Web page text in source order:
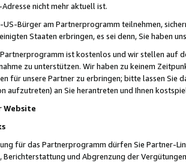
nicht mehr aktuell ist.
US-Bürger am Partnerprogramm teilnehmen,
Staaten erbringen, es sei denn, Sie haben
ist kostenlos und wir stellen auf
zu unterstützen. Wir haben zu keinem
für unsere Partner zu erbringen; bitte lassen Sie
aufzutreten) an Sie herantreten und Ihnen
Website
für das Partnerprogramm dürfen Sie Partner-
und Abgrenzung der